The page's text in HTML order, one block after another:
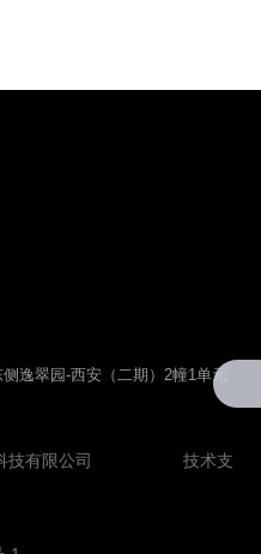
逸翠园-西安（二期）2幢1单元
境科技有限公司 技术支